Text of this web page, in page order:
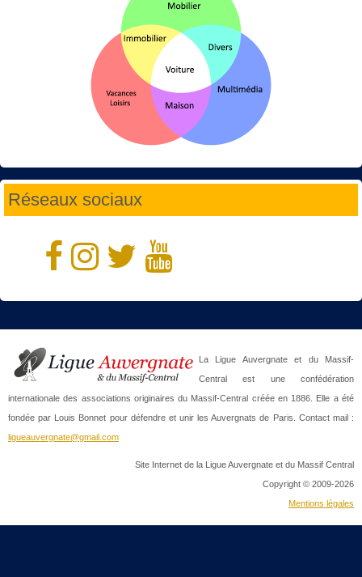
Réseaux sociaux
La Ligue Auvergnate et du Massif-
Central est une confédération
internationale des associations originaires du Massif-Central créée en 1886. Elle a été
fondée par Louis Bonnet pour défendre et unir les Auvergnats de Paris. Contact mail :
ligueauvergnate@gmail.com
Site Internet de la Ligue Auvergnate et du Massif Central
Copyright © 2009-2026
Mentions légales